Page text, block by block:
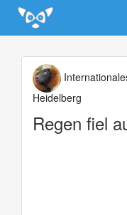
Update cookies preferences
Heidelberg
Regen fiel